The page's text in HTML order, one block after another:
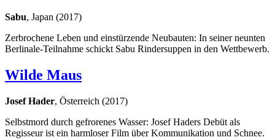
Sabu, Japan (2017)
Zerbrochene Leben und einstürzende Neubauten: In seiner neunten
Berlinale-Teilnahme schickt Sabu Rindersuppen in den Wettbewerb.
Wilde Maus
Josef Hader, Österreich (2017)
Selbstmord durch gefrorenes Wasser: Josef Haders Debüt als
Regisseur ist ein harmloser Film über Kommunikation und Schnee.